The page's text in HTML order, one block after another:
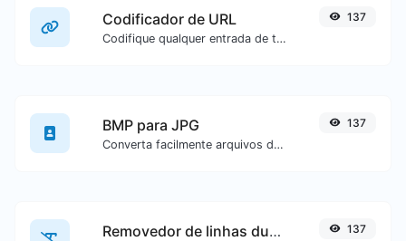
Codificador de URL
Codifique qualquer entrada de texto para formato de URL.
137
BMP para JPG
Converta facilmente arquivos de imagem BMP para JPG.
137
Removedor de linhas duplicadas 137